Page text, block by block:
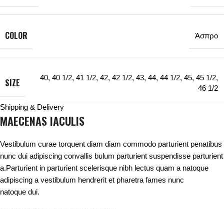
COLOR Άσπρο
SIZE 40, 40 1/2, 41 1/2, 42, 42 1/2, 43, 44, 44 1/2, 45, 45 1/2,
46 1/2
Shipping & Delivery
MAECENAS IACULIS
Vestibulum curae torquent diam diam commodo parturient penatibus
nunc dui adipiscing convallis bulum parturient suspendisse parturient
a.Parturient in parturient scelerisque nibh lectus quam a natoque
adipiscing a vestibulum hendrerit et pharetra fames nunc
natoque dui.